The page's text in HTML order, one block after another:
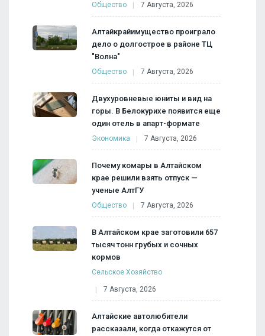
Общество 7 Августа, 2026
Алтайкрайимущество проиграло
дело о долгострое в районе ТЦ
"Волна"
Общество 7 Августа, 2026
Двухуровневые юниты и вид на
горы. В Белокурихе появится еще
один отель в апарт-формате
Экономика 7 Августа, 2026
Почему комары в Алтайском
крае решили взять отпуск —
ученые АлтГУ
Общество 7 Августа, 2026
В Алтайском крае заготовили 657
тысяч тонн грубых и сочных
кормов
Сельское Хозяйство
7 Августа, 2026
Алтайские автолюбители
рассказали, когда откажутся от